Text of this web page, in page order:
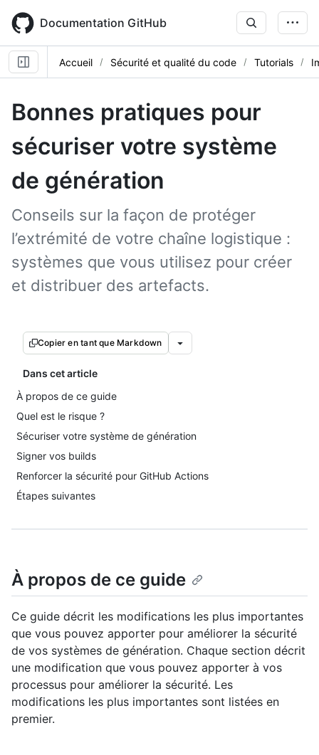
main
content
Documentation GitHub
Accueil Sécurité et qualité du code Tutorials
Bonnes pratiques pour
sécuriser votre système
de génération
Conseils sur la façon de protéger
l’extrémité de votre chaîne logistique :
systèmes que vous utilisez pour créer
et distribuer des artefacts.
Copier en tant que Markdown
Dans cet article
À propos de ce guide
Quel est le risque ?
Sécuriser votre système de génération
Signer vos builds
Renforcer la sécurité pour GitHub Actions
Étapes suivantes
À propos de ce guide
Ce guide décrit les modifications les plus importantes
que vous pouvez apporter pour améliorer la sécurité
de vos systèmes de génération. Chaque section décrit
une modification que vous pouvez apporter à vos
processus pour améliorer la sécurité. Les
modifications les plus importantes sont listées en
premier.